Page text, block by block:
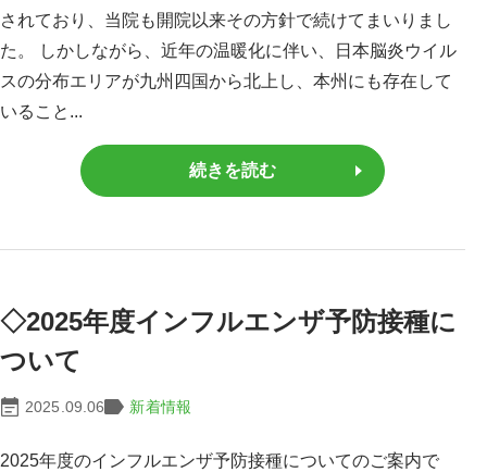
されており、当院も開院以来その方針で続けてまいりまし
た。 しかしながら、近年の温暖化に伴い、日本脳炎ウイル
スの分布エリアが九州四国から北上し、本州にも存在して
いること...
続きを読む
◇2025年度インフルエンザ予防接種に
ついて
2025.09.06 新着情報
2025年度のインフルエンザ予防接種についてのご案内で